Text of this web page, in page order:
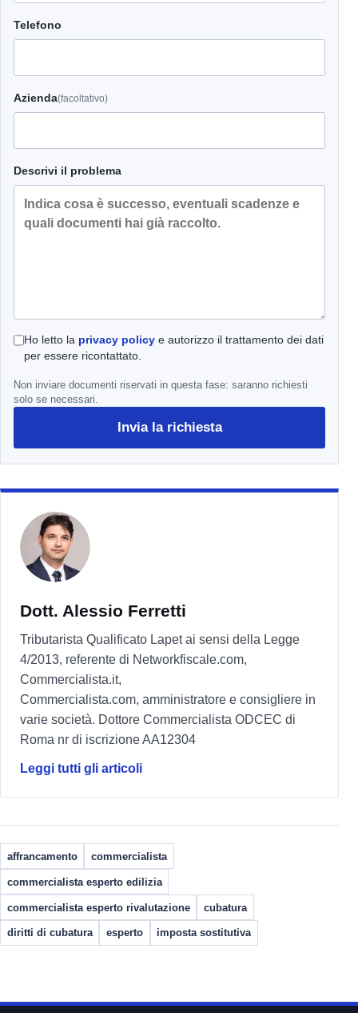
Telefono
Azienda(facoltativo)
Descrivi il problema
Ho letto la privacy policye autorizzo il trattamento dei dati
per essere ricontattato.
Non inviare documenti riservati in questa fase: saranno richiesti
solo se necessari.
Invia la richiesta
Dott. Alessio Ferretti
Tributarista Qualificato Lapet ai sensi della Legge
4/2013, referente di Networkfiscale.com,
Commercialista.it,
Commercialista.com, amministratore e consigliere in
varie società. Dottore Commercialista ODCEC di
Roma nr di iscrizione AA12304
Leggi tutti gli articoli
affrancamento commercialista
commercialista esperto edilizia
commercialista esperto rivalutazione cubatura
diritti di cubatura esperto imposta sostitutiva